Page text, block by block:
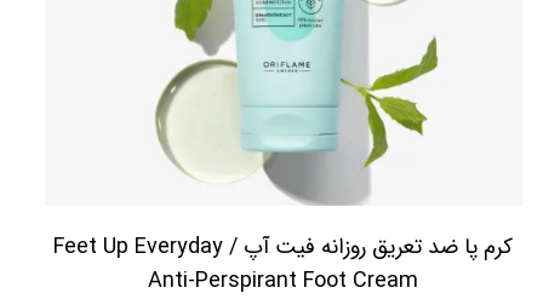
کرم پا ضد تعریق روزانه فیت آپ Feet Up Everyday /
Anti-Perspirant Foot Cream